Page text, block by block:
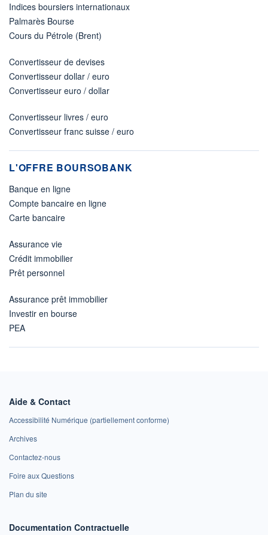
Indices boursiers internationaux
Palmarès Bourse
Cours du Pétrole (Brent)
Convertisseur de devises
Convertisseur dollar / euro
Convertisseur euro / dollar
Convertisseur livres / euro
Convertisseur franc suisse / euro
L'OFFRE BOURSOBANK
Banque en ligne
Compte bancaire en ligne
Carte bancaire
Assurance vie
Crédit immobilier
Prêt personnel
Assurance prêt immobilier
Investir en bourse
PEA
Aide & Contact
Accessibilité Numérique (partiellement conforme)
Archives
Contactez-nous
Foire aux Questions
Plan du site
Documentation Contractuelle